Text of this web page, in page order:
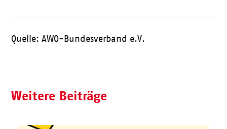
Quelle: AWO-Bundesverband e.V.
Weitere Beiträge